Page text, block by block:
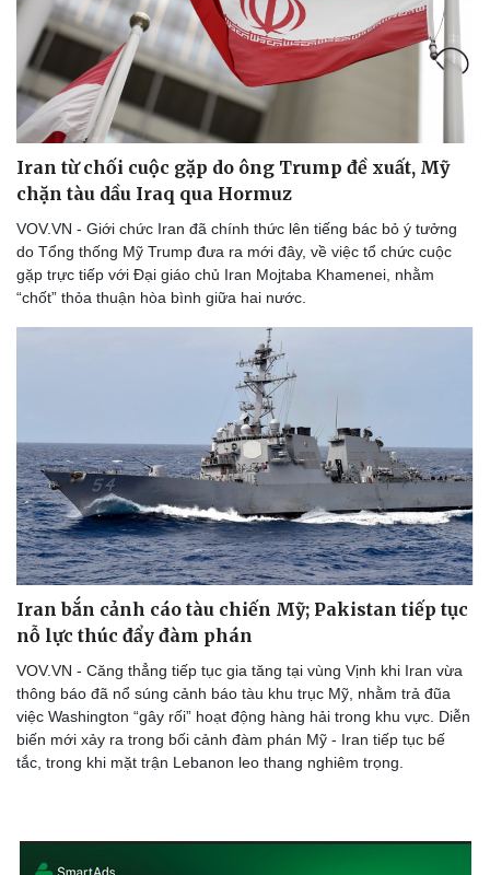
Thể thao
Iran từ chối cuộc gặp do ông Trump đề xuất, Mỹ
chặn tàu dầu Iraq qua Hormuz
VOV.VN - Giới chức Iran đã chính thức lên tiếng bác bỏ ý tưởng
do Tổng thống Mỹ Trump đưa ra mới đây, về việc tổ chức cuộc
gặp trực tiếp với Đại giáo chủ Iran Mojtaba Khamenei, nhằm
“chốt” thỏa thuận hòa bình giữa hai nước.
Iran bắn cảnh cáo tàu chiến Mỹ; Pakistan tiếp tục
nỗ lực thúc đẩy đàm phán
VOV.VN - Căng thẳng tiếp tục gia tăng tại vùng Vịnh khi Iran vừa
thông báo đã nổ súng cảnh báo tàu khu trục Mỹ, nhằm trả đũa
việc Washington “gây rối” hoạt động hàng hải trong khu vực. Diễn
biến mới xảy ra trong bối cảnh đàm phán Mỹ - Iran tiếp tục bế
tắc, trong khi mặt trận Lebanon leo thang nghiêm trọng.